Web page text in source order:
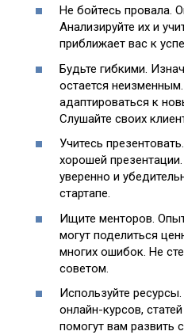
Не бойтесь провала.
Анализируйте их и
приближает вас к
Будьте гибкими.
остается
адаптироваться к
Слушайте своих
Учитесь
хорошей
уверенно и
стартапе.
Ищите менторов.
могут поделиться
многих ошибок. Не
советом.
Используйте
онлайн-курсов,
помогут вам развить